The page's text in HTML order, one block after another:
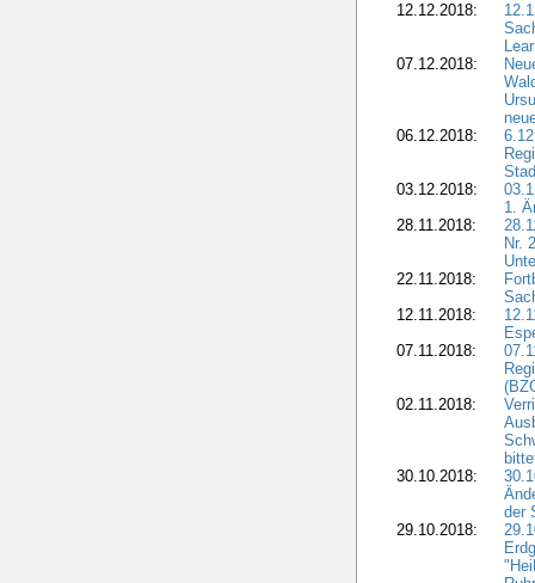
12.12.2018:
07.12.2018:
06.12.2018:
03.12.2018:
1.
28.11.2018:
Nr.
22.11.2018:
12.11.2018:
07.11.2018:
02.11.2018:
30.10.2018:
der
29.10.2018: